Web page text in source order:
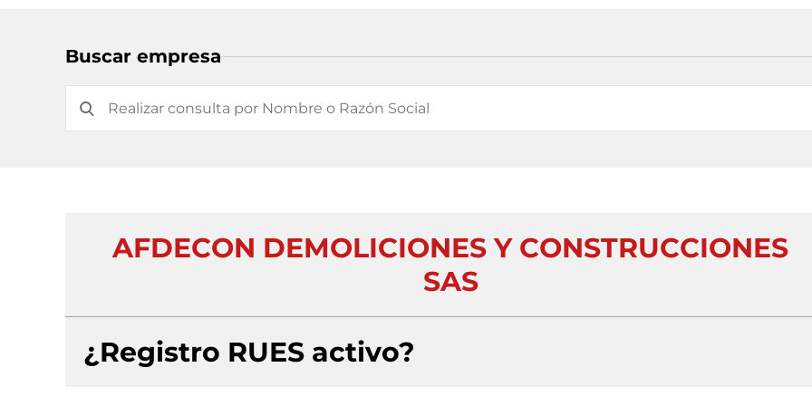
Buscar empresa
AFDECON DEMOLICIONES Y CONSTRUCCIONES
SAS
¿Registro RUES activo?